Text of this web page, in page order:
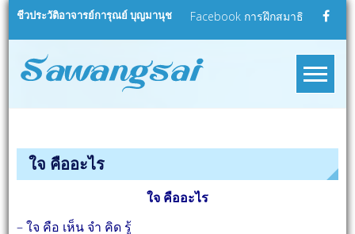
Skip
ชีวประวัติอาจารย์การุณย์ บุญมานุช Facebook การฝึกสมาธิ
สว่างใสดอทคอม
ใจ คืออะไร
ใจ คืออะไร
– ใจ คือ เห็น จำ คิด รู้